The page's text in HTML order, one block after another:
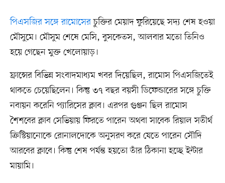
পিএসজির সঙ্গে রামোসেরচুক্তির মেয়াদ ফুরিয়েছে সদ্য শেষ হওয়া
মৌসুমে। মৌসুম শেষে মেসি, বুসকেতস, আলবার মতো তিনিও
হয়ে গেছেন মুক্ত খেলোয়াড়।
ফ্রান্সের বিভিন্ন সংবাদমাধ্যম খবর দিয়েছিল, রামোস পিএসজিতেই
থাকতে চেয়েছিলেন। কিন্তু ৩৭ বছর বয়সী ডিফেন্ডারের সঙ্গে চুক্তি
নবায়ন করেনি প্যারিসের ক্লাব। এরপর গুঞ্জন ছিল রামোস
শৈশবের ক্লাব সেভিয়ায় ফিরতে পারেন অথবা সাবেক রিয়াল সতীর্থ
ক্রিস্টিয়ানোকে রোনালদোকে অনুসরণ করে যেতে পারেন সৌদি
আরবের ক্লাবে। কিন্তু শেষ পর্যন্ত হয়তো তাঁর ঠিকানা হচ্ছে ইন্টার
মায়ামি।